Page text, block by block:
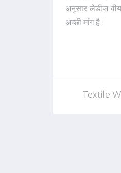
अनुसार लेडीज
अच्छी मांग है।
Textile